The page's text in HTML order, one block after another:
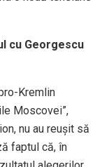
cu Georgescu
Kremlin
Moscovei”,
nu au reușit să
faptul că, în